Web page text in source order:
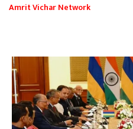
Amrit Vichar Network